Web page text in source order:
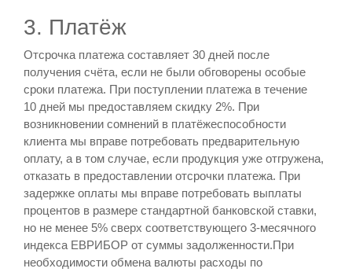
3. Платёж
Отсрочка платежа составляет 30 дней после
получения счёта, если не были обговорены особые
сроки платежа. При поступлении платежа в течение
10 дней мы предоставляем скидку 2%. При
возникновении сомнений в платёжеспособности
клиента мы вправе потребовать предварительную
оплату, а в том случае, если продукция уже отгружена,
отказать в предоставлении отсрочки платежа. При
задержке оплаты мы вправе потребовать выплаты
процентов в размере стандартной банковской ставки,
но не менее 5% сверх соответствующего 3-месячного
индекса ЕВРИБОР от суммы задолженности.При
необходимости обмена валюты расходы по